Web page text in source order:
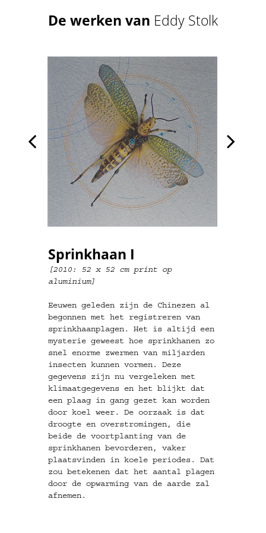

De werken van Eddy Stolk
Sprinkhaan I
[2010: 52 x 52 cm print op
aluminium]
Eeuwen geleden zijn de Chinezen al
begonnen met het registreren van
sprinkhaanplagen. Het is altijd een
mysterie geweest hoe sprinkhanen zo
snel enorme zwermen van miljarden
insecten kunnen vormen. Deze
gegevens zijn nu vergeleken met
klimaatgegevens en het blijkt dat
een plaag in gang gezet kan worden
door koel weer. De oorzaak is dat
droogte en overstromingen, die
beide de voortplanting van de
sprinkhanen bevorderen, vaker
plaatsvinden in koele periodes. Dat
zou betekenen dat het aantal plagen
door de opwarming van de aarde zal
afnemen.
